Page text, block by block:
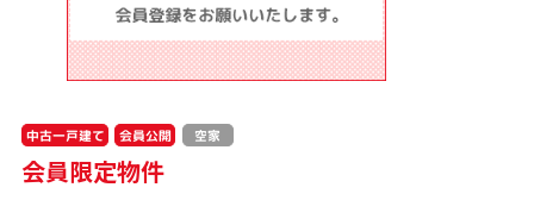
中古一戸建て 会員公開 空家
会員限定物件